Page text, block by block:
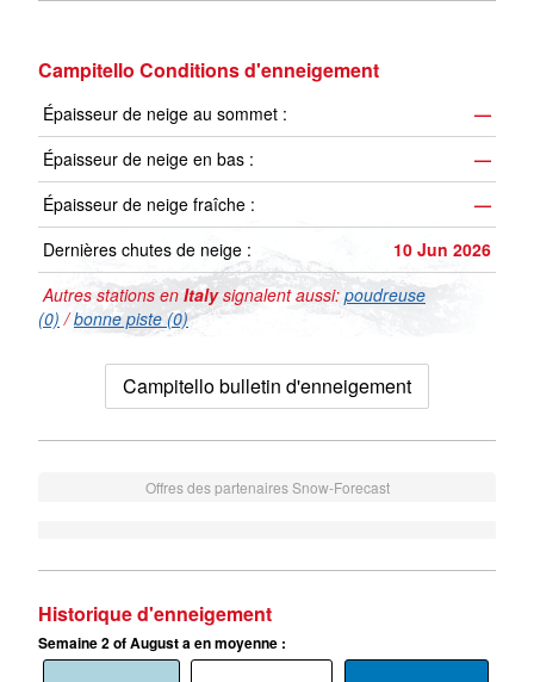
Campitello Conditions d'enneigement
Épaisseur de neige au sommet :
—
Épaisseur de neige en bas :
—
Épaisseur de neige fraîche :
—
Dernières chutes de neige :
10 Jun 2026
Autres stations en Italysignalent aussi: poudreuse
(0) /bonne piste (0)
Campitello bulletin d'enneigement
Offres des partenaires Snow-Forecast
Historique d'enneigement
Semaine 2 of August a en moyenne :